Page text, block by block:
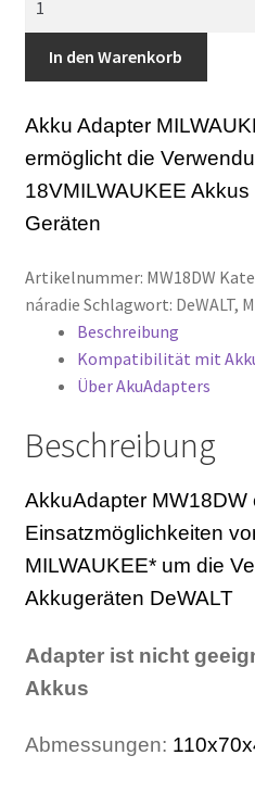
HIKOKI
HUSQVARNA
MILWAUKEE
PARKSIDE
RAPID
ROTHENBERGER
REMS
RIDGID
RYOBI
MILWAUKEE
/
Menge
In den Warenkorb
Akku Adapter
ermöglicht die
18VMILWAUKEE
Geräten
Artikelnummer: MW18DW
náradie Schlagwort: DeWALT,
Beschreibung
Kompatibilität mit
Über AkuAdapters
Beschreibung
AkkuAdapter MW18DW
Einsatzmöglichkeiten
MILWAUKEE* um die
Akkugeräten DeWALT(
Adapter ist nicht
Akkus
Abmessungen: